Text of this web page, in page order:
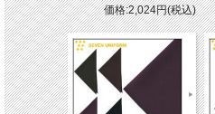
価格:2,024円(税込)